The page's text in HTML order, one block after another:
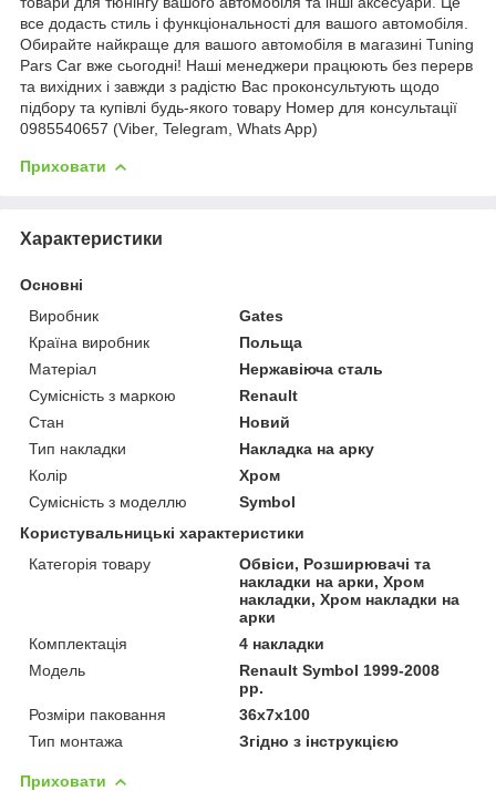
все додасть стиль і функціональності для вашого автомобіля.
Обирайте найкраще для вашого автомобіля в магазині Tuning
Pars Car вже сьогодні! Наші менеджери працюють без перерв
та вихідних і завжди з радістю Вас проконсультують щодо
підбору та купівлі будь-якого товару Номер для консультації
0985540657 (Viber, Telegram, Whats App)
Приховати
Характеристики
Основні
Виробник
Gates
Країна виробник
Польща
Матеріал
Нержавіюча сталь
Сумісність з маркою
Renault
Стан
Новий
Тип накладки
Накладка на арку
Колір
Хром
Сумісність з моделлю
Symbol
Користувальницькі характеристики
Категорія товару
Обвіси, Розширювачі та
накладки на арки, Хром
накладки, Хром накладки на
арки
Комплектація
4 накладки
Мoдель
Renault Symbol 1999-2008
рр.
Розміри паковання
36x7x100
Тип монтажа
Згідно з інструкцією
Приховати